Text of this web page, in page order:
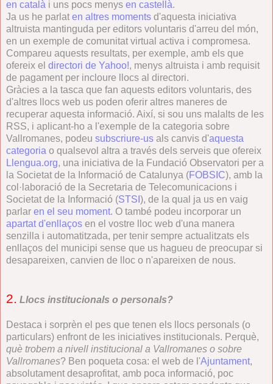
en català i uns pocs menys en castellà.
Ja us he parlat en altres moments d'aquesta iniciativa
altruista mantinguda per editors voluntaris d'arreu del món,
en un exemple de comunitat virtual activa i compromesa.
Compareu aquests resultats, per exemple, amb els que
ofereix el directori de Yahoo!, menys altruista i amb requisit
de pagament per incloure llocs al directori.
Gràcies a la tasca que fan aquests editors voluntaris, des
d'altres llocs web us poden oferir altres maneres de
recuperar aquesta informació. Així, si sou uns malalts de les
RSS, i aplicant-ho a l'exemple de la categoria sobre
Vallromanes, podeu subscriure-us als canvis d'aquesta
categoria o qualsevol altra a través dels serveis que ofereix
Llengua.org, una iniciativa de la Fundació Observatori per a
la Societat de la Informació de Catalunya (FOBSIC), amb la
col·laboració de la Secretaria de Telecomunicacions i
Societat de la Informació (STSI ), de la qual ja us en vaig
parlar en el seu moment. O també podeu incorporar un
apartat d'enllaços en el vostre lloc web d'una manera
senzilla i automatitzada, per tenir sempre actualitzats els
enllaços del municipi sense que us hagueu de preocupar si
desapareixen, canvien de lloc o n'apareixen de nous.
2. Llocs institucionals o personals?
Destaca i sorprèn el pes que tenen els llocs personals (o
particulars) enfront de les iniciatives institucionals. Perquè,
què trobem a nivell institucional a Vallromanes o sobre
Vallromanes? Ben poqueta cosa: el web de l'Ajuntament,
absolutament desaprofitat, amb poca informació, poc